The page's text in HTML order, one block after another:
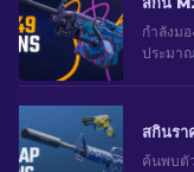
กำลังม
ประมา
ค้นพบตั